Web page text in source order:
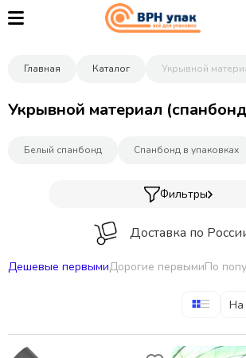
Главная Каталог Укрывной
Укрывной материал
Белый спанбонд Спанбонд в упаковках
Фильтры
Доставка по
Изготовление упаковки
Дешевые первымиДорогие первымиПо
На